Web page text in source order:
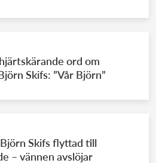
ord om
Skifs: ”Vår Björn”
Skifs flyttad till
– vännen avslöjar